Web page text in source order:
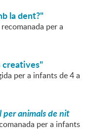
la dent?"
per a
creatives"
per a infants de 4 a
per animals de nit
per a infants